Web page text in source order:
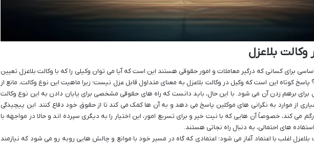
بلاعزل
برای کسانی که درگیر معاملات و امور حقوقی هستند این است که آیا می توان وکیلی را که با وکالت بلاعزل تعیین
کوتاه این است که وکیل در وکالت بلاعزل به معنای متداول قابل عزل نیست؛ زیرا ماهیت این نوع وکالت، مانع از
برای برهم زدن آن می شود. با این حال، باید دانست که راه های حقوقی مشخصی برای پایان دادن به این نوع وکالت
از موارد به نگرانی های موکلین پاسخ می دهد و به آن ها کمک می کند تا از حقوق خود دفاع کنند. این پیچیدگی
می کند، خصوصاً آن هایی که با نیت خیر و برای تسریع امور، این اختیار را به دیگری سپرده اند و حالا در مواجهه با
های احتمالی، به دنبال راه نجاتی هستند.
اغلب با اعتماد آغاز می شود؛ اعتمادی که گاه در مسیر خود با موانع و چالش هایی روبه رو می شود که نیازمند